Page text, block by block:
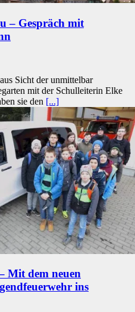
– Gespräch mit
Sicht der unmittelbar
mit der Schulleiterin Elke
sie den [...]
Mit dem neuen
ins